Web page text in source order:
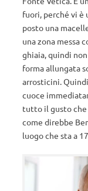
fuori, perché vi è
posto una
una zona messa
ghiaia, quindi
forma allungata
arrosticini.
cuoce
tutto il gusto che
come direbbe
luogo che sta a